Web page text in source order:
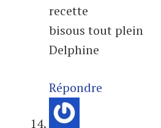
recette
bisous tout plein
Delphine
Répondre